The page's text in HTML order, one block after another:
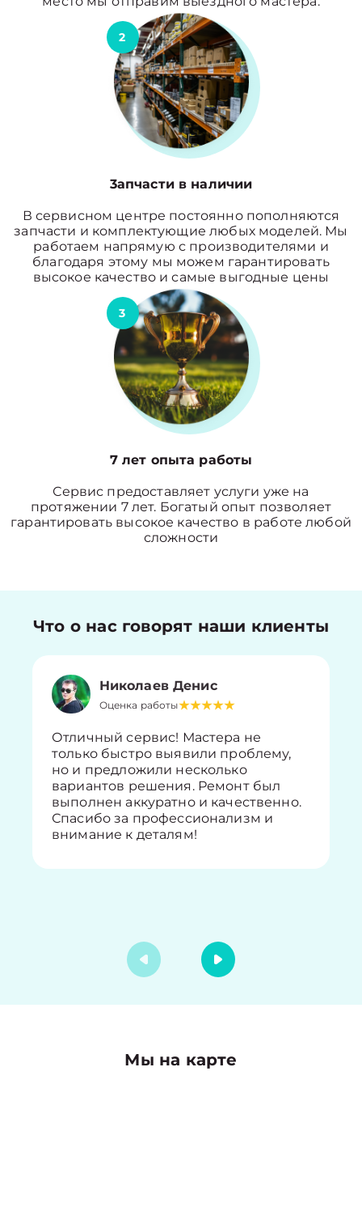
2
3апчасти в наличии
В сервисном центре постоянно пополняются
запчасти и комплектующие любых моделей. Мы
работаем напрямую с производителями и
благодаря этому мы можем гарантировать
высокое качество и самые выгодные цены
3
7 лет опыта работы
Сервис предоставляет услуги уже на
протяжении 7 лет. Богатый опыт позволяет
гарантировать высокое качество в работе любой
сложности
Что о нас говорят наши клиенты
Николаев Денис
Оценка работы
Отличный сервис! Мастера не
только быстро выявили проблему,
но и предложили несколько
вариантов решения. Ремонт был
выполнен аккуратно и качественно.
Спасибо за профессионализм и
внимание к деталям!
Мы на карте